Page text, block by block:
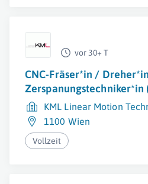
vor 30+ T
CNC-Fräser*in /
KML Linear Motion
1100 Wien
Vollzeit